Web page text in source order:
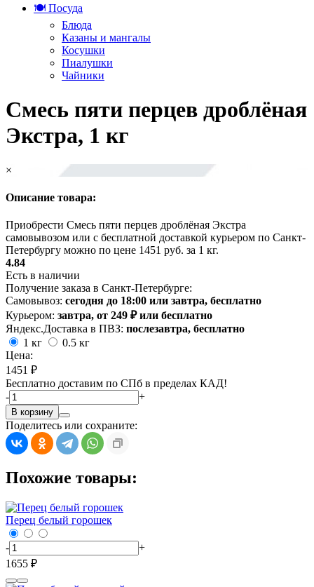
🍽️ Посуда
Блюда
Казаны и мангалы
Косушки
Пиалушки
Чайники
Смесь пяти перцев дроблёная
Экстра, 1 кг
×
Описание товара:
Приобрести Смесь пяти перцев дроблёная Экстра
самовывозом или с бесплатной доставкой курьером по Санкт-
Петербургу можно по цене 1451 руб. за 1 кг.
4.84
Есть в наличии
Получение заказа в Санкт-Петербурге:
Самовывоз: сегодня до 18:00 или завтра, бесплатно
Курьером: завтра, от 249 ₽ или бесплатно
Яндекс.Доставка в ПВЗ: послезавтра, бесплатно
1 кг
0.5 кг
Цена:
1451 ₽
Бесплатно доставим по СПб в пределах КАД!
-
+
В корзину
Поделитесь или сохраните:
Похожие товары:
Перец белый горошек
-
+
1655 ₽